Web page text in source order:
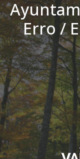
Erro /
Ir al contenido